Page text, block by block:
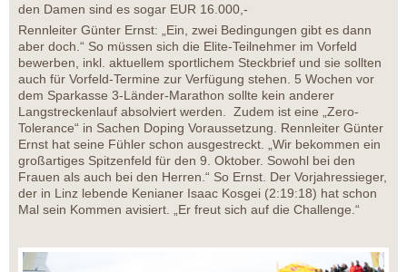
den Damen sind es sogar EUR 16.000,-
Rennleiter Günter Ernst: „Ein, zwei Bedingungen gibt es dann
aber doch.“ So müssen sich die Elite-Teilnehmer im Vorfeld
bewerben, inkl. aktuellem sportlichem Steckbrief und sie sollten
auch für Vorfeld-Termine zur Verfügung stehen. 5 Wochen vor
dem Sparkasse 3-Länder-Marathon sollte kein anderer
Langstreckenlauf absolviert werden. Zudem ist eine „Zero-
Tolerance“ in Sachen Doping Voraussetzung. Rennleiter Günter
Ernst hat seine Fühler schon ausgestreckt. „Wir bekommen ein
großartiges Spitzenfeld für den 9. Oktober. Sowohl bei den
Frauen als auch bei den Herren.“ So Ernst. Der Vorjahressieger,
der in Linz lebende Kenianer Isaac Kosgei (2:19:18) hat schon
Mal sein Kommen avisiert. „Er freut sich auf die Challenge.“